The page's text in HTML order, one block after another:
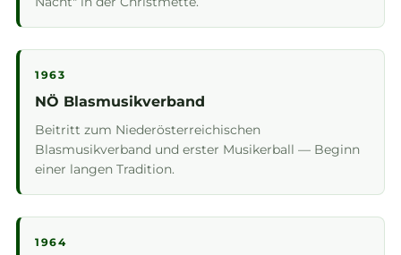
1963
NÖ Blasmusikverband
Beitritt zum Niederösterreichischen
Blasmusikverband und erster Musikerball — Beginn
einer langen Tradition.
1964